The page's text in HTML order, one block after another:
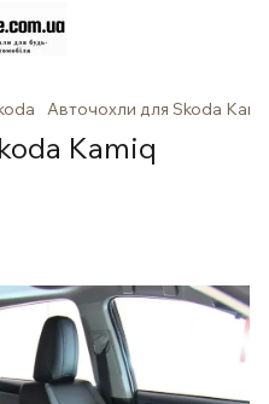
Авточохли для Skoda
Kamiq